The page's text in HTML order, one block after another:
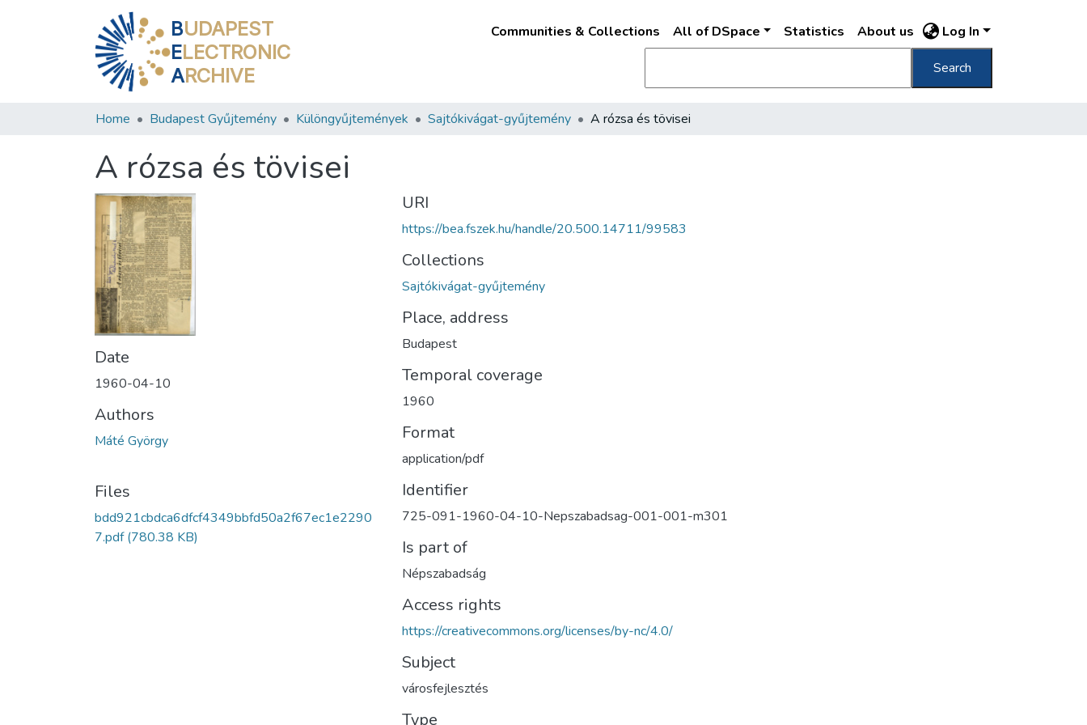
BUDAPEST
ELECTRONIC
ARCHIVE
Communities & Collections All of DSpace Statistics About us Log In
Search
Home Budapest Gyűjtemény Különgyűjtemények Sajtókivágat-gyűjtemény A rózsa és tövisei
A rózsa és tövisei
Date
1960-04-10
Authors
Máté György
Files
bdd921cbdca6dfcf4349bbfd50a2f67ec1e2290
7.pdf(780.38 KB)
URI
https://bea.fszek.hu/handle/20.500.14711/99583
Collections
Sajtókivágat-gyűjtemény
Place, address
Budapest
Temporal coverage
1960
Format
application/pdf
Identifier
725-091-1960-04-10-Nepszabadsag-001-001-m301
Is part of
Népszabadság
Access rights
https://creativecommons.org/licenses/by-nc/4.0/
Subject
városfejlesztés
Type